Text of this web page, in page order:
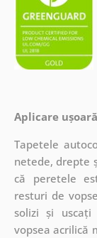
Aplicare ușoară
Tapetele
netede, drepte
că peretele
resturi de
solizi și
vopsea acrilică